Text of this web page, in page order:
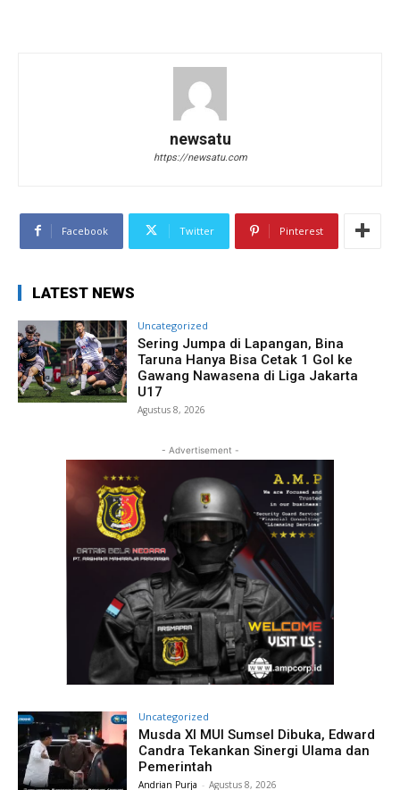
newsatu
https://newsatu.com
Facebook Twitter Pinterest
LATEST NEWS
Uncategorized
Sering Jumpa di Lapangan, Bina
Taruna Hanya Bisa Cetak 1 Gol ke
Gawang Nawasena di Liga Jakarta
U17
Agustus 8, 2026
- Advertisement -
Uncategorized
Musda XI MUI Sumsel Dibuka, Edward
Candra Tekankan Sinergi Ulama dan
Pemerintah
Andrian Purja - Agustus 8, 2026